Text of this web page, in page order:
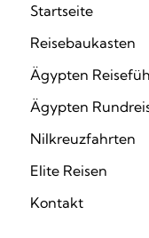
Startseite
Reisebaukasten
Ägypten
Ägypten
Nilkreuzfahrten
Elite Reisen
Kontakt